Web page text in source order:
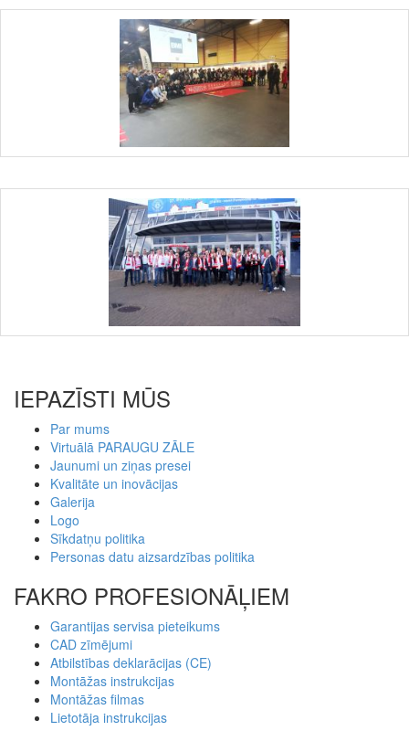
IEPAZĪSTI MŪS
Par mums
Virtuālā PARAUGU ZĀLE
Jaunumi un ziņas presei
Kvalitāte un inovācijas
Galerija
Logo
Sīkdatņu politika
Personas datu aizsardzības politika
FAKRO PROFESIONĀĻIEM
Garantijas servisa pieteikums
CAD zīmējumi
Atbilstības deklarācijas (CE)
Montāžas instrukcijas
Montāžas filmas
Lietotāja instrukcijas